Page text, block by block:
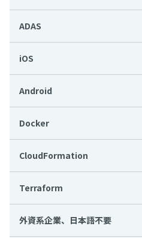
ADAS
iOS
Android
Docker
CloudFormation
Terraform
外資系企業、日本語不要